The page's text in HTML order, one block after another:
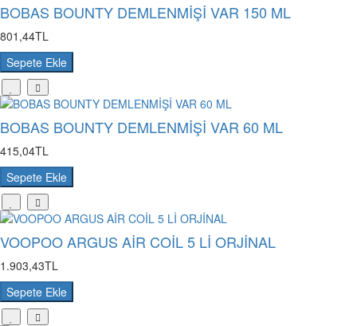
BOBAS BOUNTY DEMLENMİŞİ VAR 150 ML
801,44TL
Sepete Ekle
BOBAS BOUNTY DEMLENMİŞİ VAR 60 ML
415,04TL
Sepete Ekle
VOOPOO ARGUS AİR COİL 5 Lİ ORJİNAL
1.903,43TL
Sepete Ekle